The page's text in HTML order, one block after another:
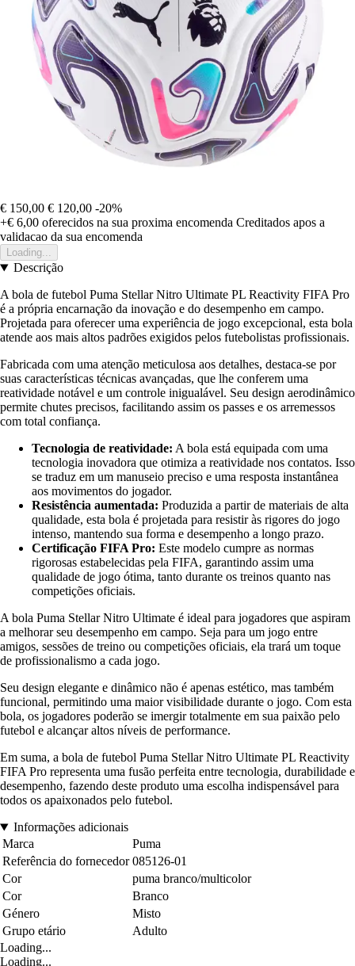
€ 150,00 € 120,00 -20%
+€ 6,00 oferecidos na sua proxima encomenda Creditados apos a
validacao da sua encomenda
Loading...
Descrição
A bola de futebol Puma Stellar Nitro Ultimate PL Reactivity FIFA Pro
é a própria encarnação da inovação e do desempenho em campo.
Projetada para oferecer uma experiência de jogo excepcional, esta bola
atende aos mais altos padrões exigidos pelos futebolistas profissionais.
Fabricada com uma atenção meticulosa aos detalhes, destaca-se por
suas características técnicas avançadas, que lhe conferem uma
reatividade notável e um controle inigualável. Seu design aerodinâmico
permite chutes precisos, facilitando assim os passes e os arremessos
com total confiança.
Tecnologia de reatividade: A bola está equipada com uma
tecnologia inovadora que otimiza a reatividade nos contatos. Isso
se traduz em um manuseio preciso e uma resposta instantânea
aos movimentos do jogador.
Resistência aumentada: Produzida a partir de materiais de alta
qualidade, esta bola é projetada para resistir às rigores do jogo
intenso, mantendo sua forma e desempenho a longo prazo.
Certificação FIFA Pro: Este modelo cumpre as normas
rigorosas estabelecidas pela FIFA, garantindo assim uma
qualidade de jogo ótima, tanto durante os treinos quanto nas
competições oficiais.
A bola Puma Stellar Nitro Ultimate é ideal para jogadores que aspiram
a melhorar seu desempenho em campo. Seja para um jogo entre
amigos, sessões de treino ou competições oficiais, ela trará um toque
de profissionalismo a cada jogo.
Seu design elegante e dinâmico não é apenas estético, mas também
funcional, permitindo uma maior visibilidade durante o jogo. Com esta
bola, os jogadores poderão se imergir totalmente em sua paixão pelo
futebol e alcançar altos níveis de performance.
Em suma, a bola de futebol Puma Stellar Nitro Ultimate PL Reactivity
FIFA Pro representa uma fusão perfeita entre tecnologia, durabilidade e
desempenho, fazendo deste produto uma escolha indispensável para
todos os apaixonados pelo futebol.
Informações adicionais
Marca
Puma
Referência do fornecedor 085126-01
Cor
puma branco/multicolor
Cor
Branco
Género
Misto
Grupo etário
Adulto
Loading...
Loading...